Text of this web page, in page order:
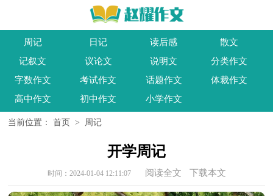
周记 日记 读后感
散文
记叙文
议论文 说明文
分类作文
字数作文
考试作文 话题作文
体裁作文
高中作文
初中作文 小学作文
当前位置： 首页 > 周记
开学周记
时间：2024-01-04 12:11:07 阅读全文 下载本文